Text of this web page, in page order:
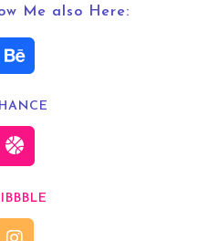
Me also Here: